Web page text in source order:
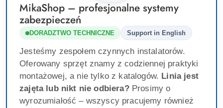
MikaShop – profesjonalne systemy
zabezpieczeń
DORADZTWO TECHNICZNE Support in English
Jesteśmy zespołem czynnych instalatorów.
Oferowany sprzęt znamy z codziennej praktyki
montażowej, a nie tylko z katalogów. Linia jest
zajęta lub nikt nie odbiera?Prosimy o
wyrozumiałość – wszyscy pracujemy również